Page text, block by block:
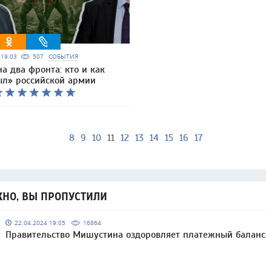
507 СОБЫТИЯ
два фронта: кто и как
российской армии
8 9 10 11 12 13 14 15 16 17
ВЫ ПРОПУСТИЛИ
22.04.2024 19:05 16864
Правительство Мишустина оздоровляет платежный баланс